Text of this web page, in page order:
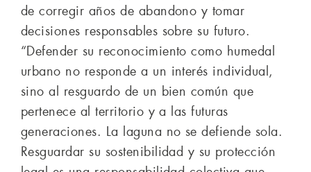
de corregir años de abandono y tomar
decisiones responsables sobre su futuro.
“Defender su reconocimiento como humedal
urbano no responde a un interés individual,
sino al resguardo de un bien común que
pertenece al territorio y a las futuras
generaciones. La laguna no se defiende sola.
Resguardar su sostenibilidad y su protección